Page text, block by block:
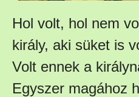
Hol volt, hol nem
király, aki süket is
Volt ennek a
Egyszer magához